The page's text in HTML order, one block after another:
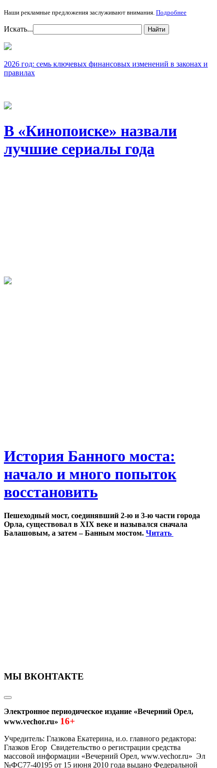
Наши рекламные предложения заслуживают внимания. Подробнее
Искать... Найти
2026 год: семь ключевых финансовых изменений в законах и
правилах
В «Кинопоиске» назвали
лучшие сериалы года
История Банного моста:
начало и много попыток
восстановить
Пешеходный мост, соединявший 2-ю и 3-ю части города
Орла, существовал в XIX веке и назывался сначала
Балашовым, а затем – Банным мостом. Читать
МЫ ВКОНТАКТЕ
Электронное периодическое издание «Вечерний Орел,
www.vechor.ru» 16+
Учредитель: Глазкова Екатерина, и.о. главного редактора:
Глазков Егор Свидетельство о регистрации средства
массовой информации «Вечерний Орел, www.vechor.ru» Эл
№ФС77-40195 от 15 июня 2010 года выдано Федеральной